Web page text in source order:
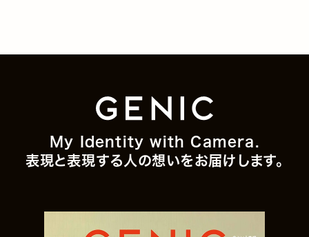
My Identity with Camera.
表現と表現する人の想いをお届けします。